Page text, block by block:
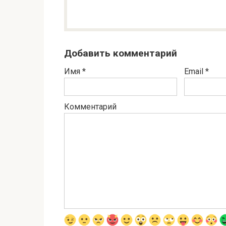
Добавить комментарий
Имя * Email *
Комментарий